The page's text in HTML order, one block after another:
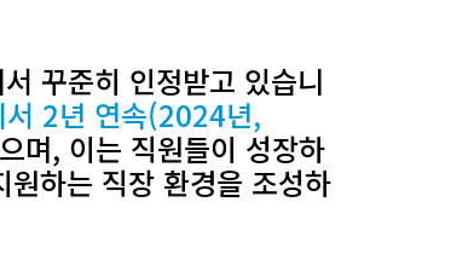
꾸준히 인정받고 있습니
2년 연속(2024년,
며, 이는 직원들이 성장하
하는 직장 ​​환경을 조성하